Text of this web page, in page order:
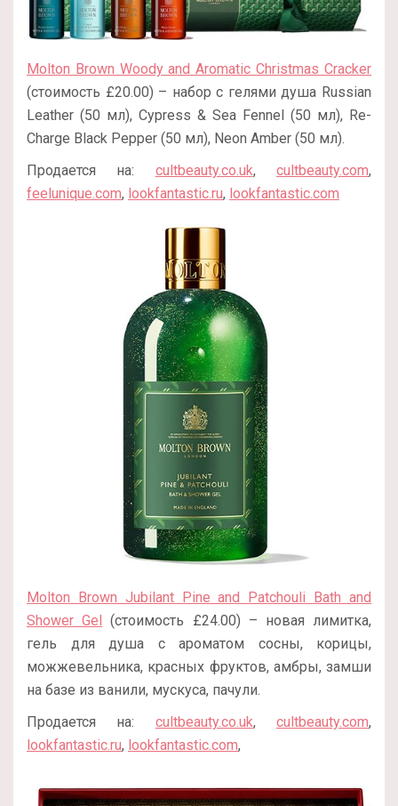
Molton Brown Woody and Aromatic Christmas Cracker
(стоимость £20.00) – набор с гелями душа Russian
Leather (50 мл), Cypress & Sea Fennel (50 мл), Re-
Charge Black Pepper (50 мл), Neon Amber (50 мл).
Продается на: cultbeauty.co.uk,cultbeauty.com,
feelunique.com, lookfantastic.ru, lookfantastic.com
Molton Brown Jubilant Pine and Patchouli Bath and
Shower Gel (стоимость £24.00) – новая лимитка,
гель для душа с ароматом сосны, корицы,
можжевельника, красных фруктов, амбры, замши
на базе из ванили, мускуса, пачули.
Продается на: cultbeauty.co.uk,cultbeauty.com,
lookfantastic.ru, lookfantastic.com,